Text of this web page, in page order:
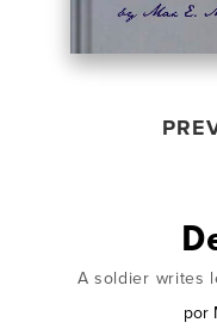
A soldier writes
por